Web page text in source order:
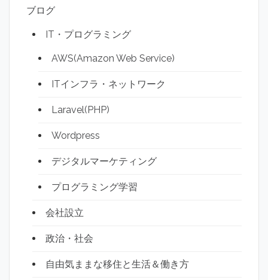
ブログ
IT・プログラミング
AWS(Amazon Web Service)
ITインフラ・ネットワーク
Laravel(PHP)
Wordpress
デジタルマーケティング
プログラミング学習
会社設立
政治・社会
自由気ままな移住と生活＆働き方